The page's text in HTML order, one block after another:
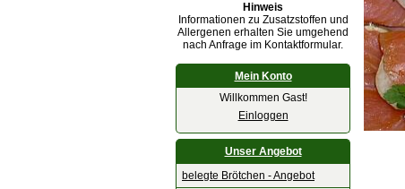
Hinweis
Informationen zu Zusatzstoffen und
Allergenen erhalten Sie umgehend
nach Anfrage im Kontaktformular.
Mein Konto
Willkommen Gast!
Einloggen
Unser Angebot
belegte Brötchen - Angebot